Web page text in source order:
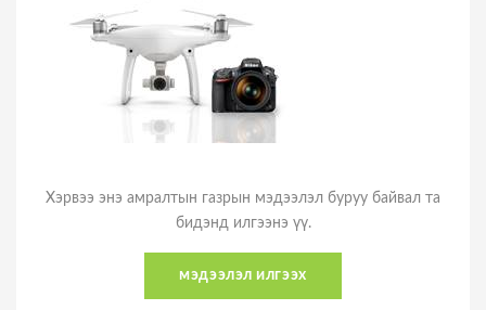
Хэрвээ энэ амралтын газрын мэдээлэл буруу байвал та
бидэнд илгээнэ үү.
мэдээлэл илгээх